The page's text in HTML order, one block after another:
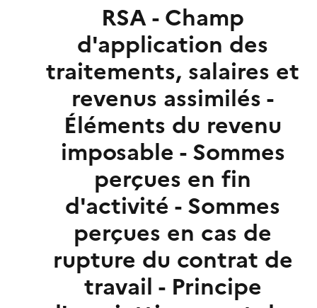
RSA - Champ
d'application des
traitements, salaires et
revenus assimilés -
Éléments du revenu
imposable - Sommes
perçues en fin
d'activité - Sommes
perçues en cas de
rupture du contrat de
travail - Principe